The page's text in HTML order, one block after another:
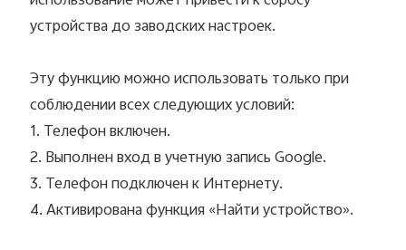
устройства до заводских настроек.
Эту функцию можно использовать только при
соблюдении всех следующих условий:
1. Телефон включен.
2. Выполнен вход в учетную запись Google.
3. Телефон подключен к Интернету.
4. Активирована функция «Найти устройство».